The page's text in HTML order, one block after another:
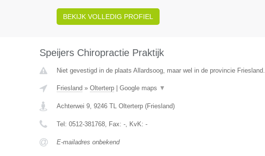
BEKIJK VOLLEDIG PROFIEL
Speijers Chiropractie Praktijk
Niet gevestigd in de plaats Allardsoog, maar wel in de provincie Friesland.
Friesland » Olterterp| Google maps ▼
Achterwei 9, 9246 TL Olterterp(Friesland)
Tel: 0512-381768, Fax: -, KvK: -
E-mailadres onbekend